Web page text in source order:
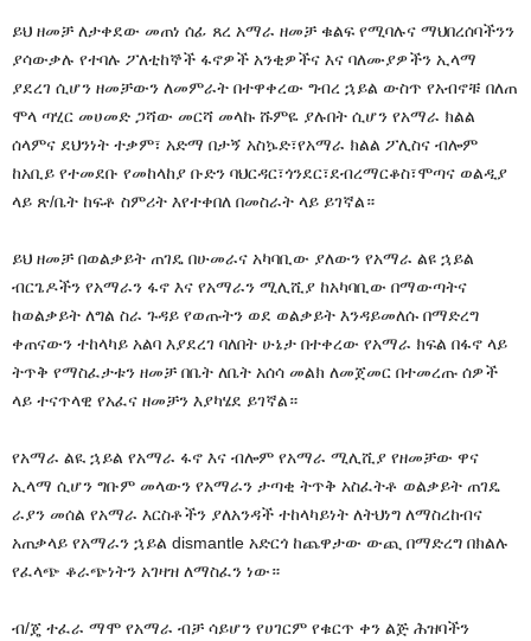
ይህ ዘመቻ ለታቀደው መጠነ ሰፊ ጸረ አማራ ዘመቻ ቁልፍ የሚባሉና ማህበረሰባችንን
ያሳውቃሉ የተባሉ ፖለቲከኞች ፋኖዎች አንቂዎችና እና ባለሙያዎችን ኢላማ
ያደረገ ሲሆን ዘመቻውን ለመምራት በተዋቀረው ግብረ ኋይል ውስጥ የአብኖቹ በለጠ
ሞላ ጣሂር መሀመድ ጋሻው መርሻ መላኩ ሹምዬ ያሉበት ሲሆን የአማራ ክልል
ሰላምና ደህንነት ተቃም፣ አድማ በታኝ አስኴድ፣የአማራ ክልል ፖሊስና ብሎም
ከአቢይ የተመደቡ የመከላከያ ቡድን ባህርዳር፣ጎንደር፣ደብረማርቆስ፣ሞጣና ወልዲያ
ላይ ጽ/ቤት ከፍቶ ስምሪት እየተቀበለ በመስራት ላይ ይገኛል።
ይህ ዘመቻ በወልቃይት ጠገዴ በሁመራና አካባቢው ያለውን የአማራ ልዩ ኋይል
ብርጌዶችን የአማራን ፋኖ እና የአማራን ሚሊሺያ ከአካባቢው በማውጣትና
ከወልቃይት ለግል ስራ ጉዳይ የወጡትን ወደ ወልቃይት እንዳይመለሱ በማድረግ
ቀጠናውን ተከላካይ አልባ እያደረገ ባለበት ሁኔታ በተቀረው የአማራ ክፍል በፋኖ ላይ
ትጥቅ የማስፈታቱን ዘመቻ በቤት ለቤት አሰሳ መልክ ለመጀመር በተመረጡ ሰዎች
ላይ ተናጥላዊ የአፈና ዘመቻን እያካሄደ ይገኛል።
የአማራ ልዪ ኋይል የአማራ ፋኖ እና ብሎም የአማራ ሚሊሺያ የዘመቻው ዋና
ኢላማ ሲሆን ግቡም መላውን የአማራን ታጣቂ ትጥቅ አስፈትቶ ወልቃይት ጠገዴ
ራያን መሰል የአማራ እርስቶችን ያለአንዳች ተከላካይነት ለትህነግ ለማስረከብና
አጠቃላይ የአማራን ኋይል dismantle አድርጎ ከጨዋታው ውጪ በማድረግ በክልሉ
የፈላጭ ቆራጭነትን አገዛዝ ለማስፈን ነው።
ብ/ጄ ተፈራ ማሞ የአማራ ብቻ ሳይሆን የሀገርም የቁርጥ ቀን ልጅ ሕዝባችን